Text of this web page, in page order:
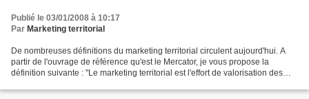
Publié le 03/01/2008 à 10:17
Par Marketing territorial
De nombreuses définitions du marketing territorial circulent aujourd'hui. A
partir de l'ouvrage de référence qu'est le Mercator, je vous propose la
définition suivante : "Le marketing territorial est l'effort de valorisation des